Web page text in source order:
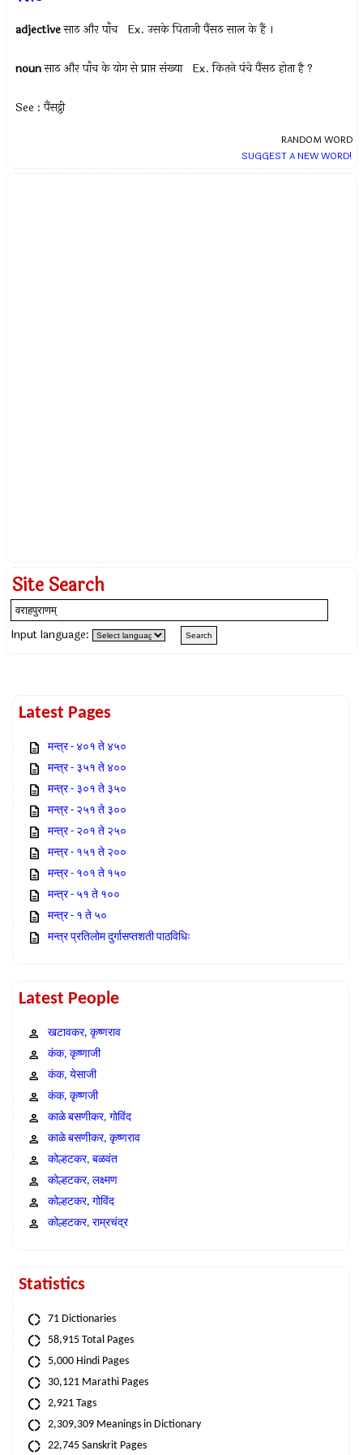
adjective साठ और पाँच Ex.उसके पिताजी पैंसठ साल के हैं ।
noun साठ और पाँच के योग से प्राप्त संख्या Ex.कितने पंचे पैंसठ होता है ?
See : पैंसट्ठी
RANDOM WORD
SUGGEST A NEW WORD!
Site Search
Input language:
Latest Pages
मन्त्र - ४०१ ते ४५०
मन्त्र - ३५१ ते ४००
मन्त्र - ३०१ ते ३५०
मन्त्र - २५१ ते ३००
मन्त्र - २०१ ते २५०
मन्त्र - १५१ ते २००
मन्त्र - १०१ ते १५०
मन्त्र - ५१ ते १००
मन्त्र - १ ते ५०
मन्त्र प्रतिलोम दुर्गासप्तशती पाठविधिः
Latest People
खटावकर, कृष्णराव
कंक, कृष्णाजी
कंक, येसाजी
कंक, कृष्णजी
काळे बसणीकर, गोविंद
काळे बसणीकर, कृष्णराव
कोल्हटकर, बळवंत
कोल्हटकर, लक्ष्मण
कोल्हटकर, गोविंद
कोल्हटकर, राम्रचंद्र
Statistics
71 Dictionaries
58,915 Total Pages
5,000 Hindi Pages
30,121 Marathi Pages
2,921 Tags
2,309,309 Meanings in Dictionary
22,745 Sanskrit Pages